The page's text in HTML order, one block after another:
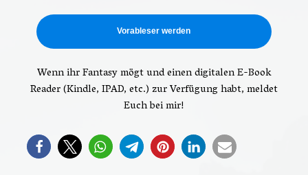
Vorableser werden
Wenn ihr Fantasy mögt und einen digitalen E-Book
Reader (Kindle, IPAD, etc.) zur Verfügung habt, meldet
Euch bei mir!